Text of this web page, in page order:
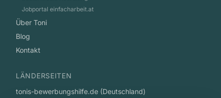
Jobportal einfacharbeit.at
Über Toni
Blog
Kontakt
LÄNDERSEITEN
tonis-bewerbungshilfe.de (Deutschland)